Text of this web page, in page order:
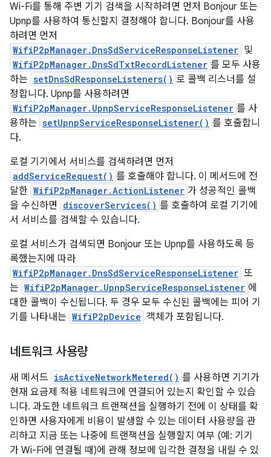
Wi-Fi를 통해 주변 기기 검색을 시작하려면 먼저 Bonjour 또는
Upnp를 사용하여 통신할지 결정해야 합니다. Bonjour를 사용
하려면 먼저
WifiP2pManager.DnsSdServiceResponseListener 및
WifiP2pManager.DnsSdTxtRecordListener 를 모두 사용
하는 setDnsSdResponseListeners() 로 콜백 리스너를 설
정합니다. Upnp를 사용하려면
WifiP2pManager.UpnpServiceResponseListener 를 사
용하는 setUpnpServiceResponseListener() 를 호출합니
다.
로컬 기기에서 서비스를 검색하려면 먼저
addServiceRequest() 를 호출해야 합니다. 이 메서드에 전
달한 WifiP2pManager.ActionListener 가 성공적인 콜백
을 수신하면
discoverServices() 를 호출하여 로컬 기기에
서 서비스를 검색할 수 있습니다.
로컬 서비스가 검색되면 Bonjour 또는 Upnp를 사용하도록 등
록했는지에 따라
WifiP2pManager.DnsSdServiceResponseListener 또
는 WifiP2pManager.UpnpServiceResponseListener 에
대한 콜백이 수신됩니다. 두 경우 모두 수신된 콜백에는 피어 기
기를 나타내는 WifiP2pDevice 객체가 포함됩니다.
네트워크 사용량
새 메서드 isActiveNetworkMetered() 를 사용하면 기기가
현재 요금제 적용 네트워크에 연결되어 있는지 확인할 수 있습
니다. 과도한 네트워크 트랜잭션을 실행하기 전에 이 상태를 확
인하면 사용자에게 비용이 발생할 수 있는 데이터 사용량을 관
리하고 지금 또는 나중에 트랜잭션을 실행할지 여부 (예: 기기
가 Wi-Fi에 연결될 때)에 관해 정보에 입각한 결정을 내릴 수 있